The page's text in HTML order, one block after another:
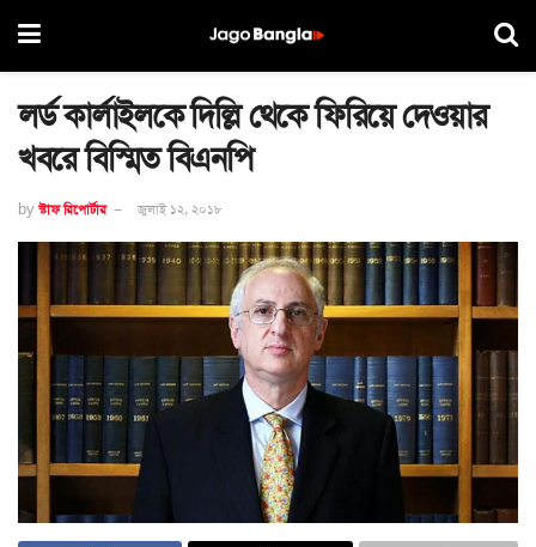
লর্ড কার্লাইলকে দিল্লি থেকে ফিরিয়ে দেওয়ার
খবরে বিস্মিত বিএনপি
by স্টাফ রিপোর্টার জুলাই ১২, ২০১৮